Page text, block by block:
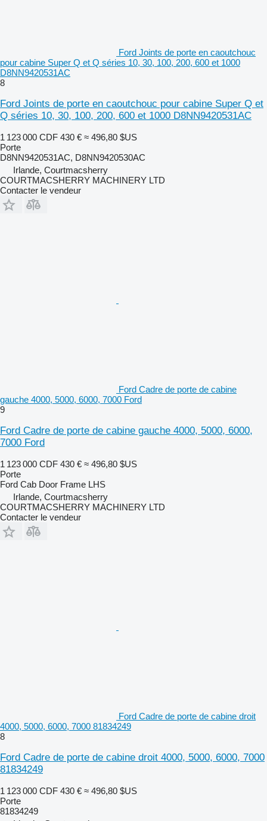
Ford Joints de porte en caoutchouc
pour cabine Super Q et Q séries 10, 30, 100, 200, 600 et 1000
D8NN9420531AC
8
Ford Joints de porte en caoutchouc pour cabine Super Q et
Q séries 10, 30, 100, 200, 600 et 1000 D8NN9420531AC
1 123 000 CDF 430 € ≈ 496,80 $US
Porte
D8NN9420531AC, D8NN9420530AC
Irlande, Courtmacsherry
COURTMACSHERRY MACHINERY LTD
Contacter le vendeur
Ford Cadre de porte de cabine
gauche 4000, 5000, 6000, 7000 Ford
9
Ford Cadre de porte de cabine gauche 4000, 5000, 6000,
7000 Ford
1 123 000 CDF 430 € ≈ 496,80 $US
Porte
Ford Cab Door Frame LHS
Irlande, Courtmacsherry
COURTMACSHERRY MACHINERY LTD
Contacter le vendeur
Ford Cadre de porte de cabine droit
4000, 5000, 6000, 7000 81834249
8
Ford Cadre de porte de cabine droit 4000, 5000, 6000, 7000
81834249
1 123 000 CDF 430 € ≈ 496,80 $US
Porte
81834249